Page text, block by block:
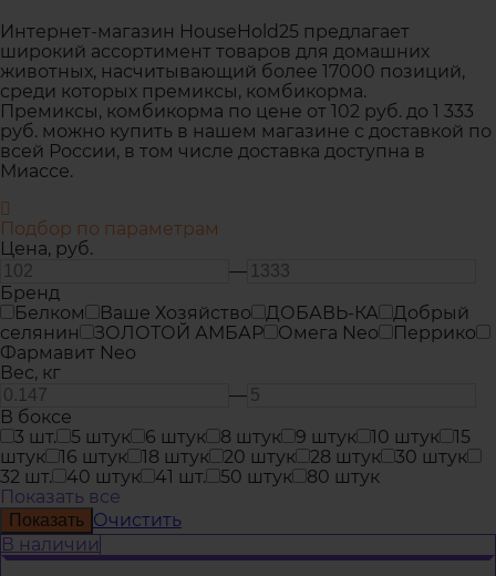
Интернет-магазин HouseHold25 предлагает
широкий ассортимент товаров для домашних
животных, насчитывающий более 17000 позиций,
среди которых премиксы, комбикорма.
Премиксы, комбикорма по цене от 102 руб. до 1 333
руб. можно купить в нашем магазине с доставкой по
всей России, в том числе доставка доступна в
Миассе.
Подбор по параметрам
Цена, руб.
—
Бренд
Белком
Ваше Хозяйство ДОБАВЬ-КА
Добрый
селянин
ЗОЛОТОЙ АМБАР Омега Neo
Перрико
Фармавит Neo
Вес, кг
—
В боксе
3 шт.
5 штук 6 штук 8 штук 9 штук 10 штук
15
штук
16 штук 18 штук 20 штук 28 штук
30 штук
32 шт.
40 штук 41 шт. 50 штук
80 штук
Показать все
Очистить
В наличии